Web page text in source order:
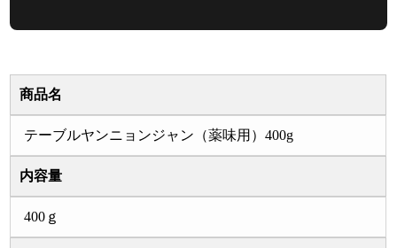
商品名
テーブルヤンニョンジャン（薬味用）400g
内容量
400ｇ